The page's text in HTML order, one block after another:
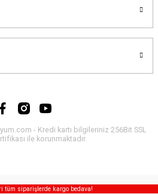
- Kredi kartı bilgileriniz 256Bit SSL
ile korunmaktadır.
tüm siparişlerde kargo bedava!